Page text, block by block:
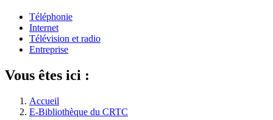
Téléphonie
Internet
Télévision et radio
Entreprise
Vous êtes ici :
Accueil
E-Bibliothèque du CRTC